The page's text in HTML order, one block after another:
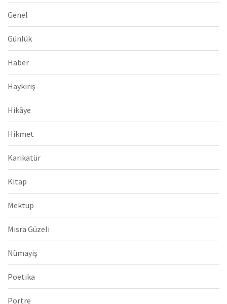
Genel
Günlük
Haber
Haykırış
Hikâye
Hikmet
Karikatür
Kitap
Mektup
Mısra Güzeli
Nümayiş
Poetika
Portre